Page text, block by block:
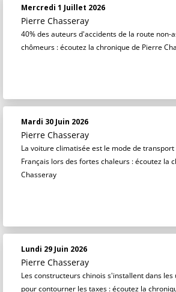
Mercredi 1 Juillet 2026
Pierre Chasseray
40% des auteurs d'accidents de la route non-
chômeurs : écoutez la chronique de Pierre
Mardi 30 Juin 2026
Pierre Chasseray
La voiture climatisée est le mode de
Français lors des fortes chaleurs : écoutez la
Chasseray
Lundi 29 Juin 2026
Pierre Chasseray
Les constructeurs chinois s'installent dans
pour contourner les taxes : écoutez la